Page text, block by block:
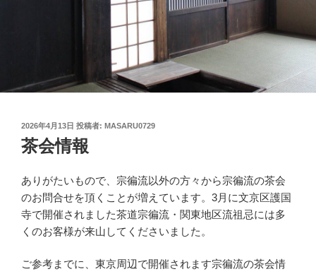
投
稿
日:
2026年4月13日 投稿者: MASARU0729
茶会情報
ありがたいもので、宗徧流以外の方々から宗徧流の茶会
のお問合せを頂くことが増えています。3月に文京区護国
寺で開催されました茶道宗徧流・関東地区流祖忌には多
くのお客様が来山してくださいました。
ご参考までに、東京周辺で開催されます宗徧流の茶会情